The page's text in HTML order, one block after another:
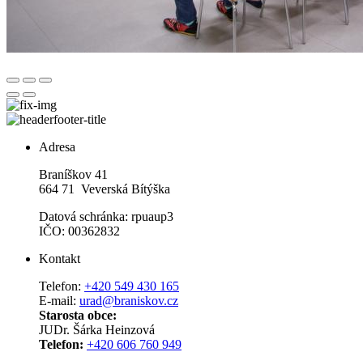
Adresa
Braníškov 41
664 71 Veverská Bítýška
Datová schránka: rpuaup3
IČO: 00362832
Kontakt
Telefon: +420 549 430 165
E-mail: urad@braniskov.cz
Starosta obce:
JUDr. Šárka Heinzová
Telefon: +420 606 760 949